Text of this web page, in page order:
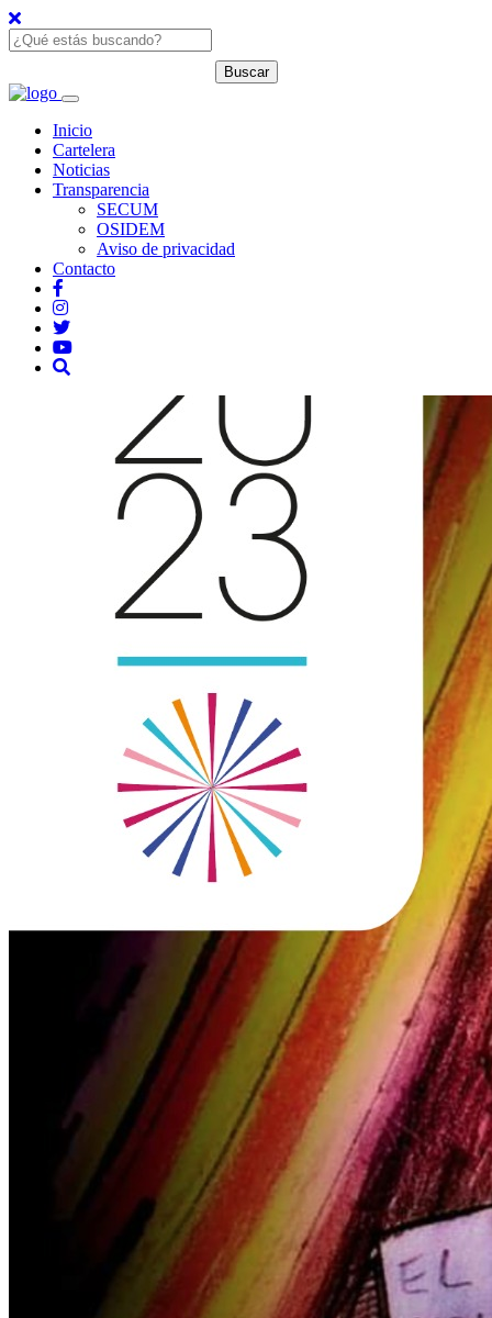
Inicio
Cartelera
Noticias
Transparencia
SECUM
OSIDEM
Aviso de privacidad
Contacto